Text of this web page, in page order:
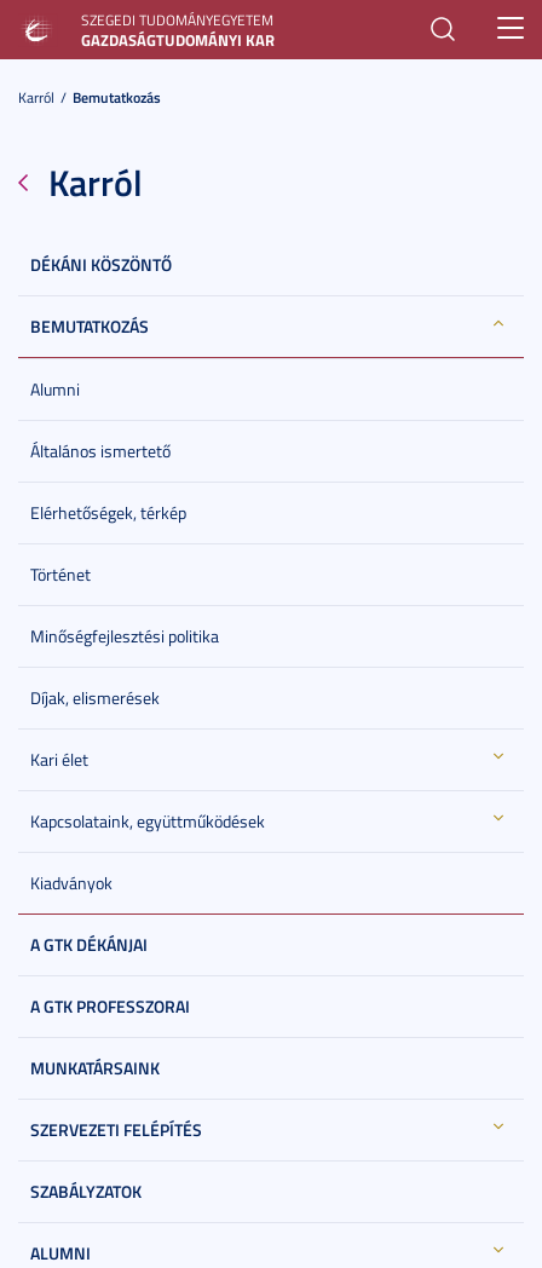
SZEGEDI TUDOMÁNYEGYETEM
GAZDASÁGTUDOMÁNYI KAR
Karról Bemutatkozás
Karról
DÉKÁNI KÖSZÖNTŐ
BEMUTATKOZÁS
Alumni
Általános ismertető
Elérhetőségek, térkép
Történet
Minőségfejlesztési politika
Díjak, elismerések
Kari élet
Kapcsolataink, együttműködések
Kiadványok
A GTK DÉKÁNJAI
A GTK PROFESSZORAI
MUNKATÁRSAINK
SZERVEZETI FELÉPÍTÉS
SZABÁLYZATOK
ALUMNI